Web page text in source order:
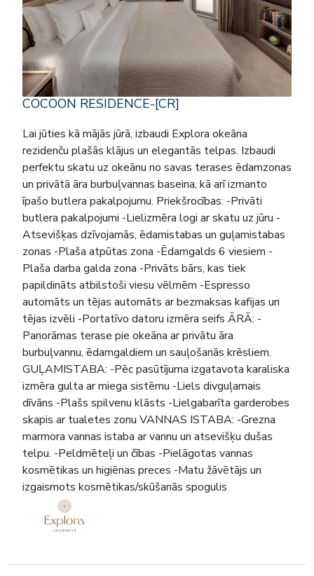
COCOON RESIDENCE-[CR]
Lai jūties kā mājās jūrā, izbaudi Explora okeāna
rezidenču plašās klājus un elegantās telpas. Izbaudi
perfektu skatu uz okeānu no savas terases ēdamzonas
un privātā āra burbuļvannas baseina, kā arī izmanto
īpašo butlera pakalpojumu. Priekšrocības: -Privāti
butlera pakalpojumi -Lielizmēra logi ar skatu uz jūru -
Atsevišķas dzīvojamās, ēdamistabas un guļamistabas
zonas -Plaša atpūtas zona -Ēdamgalds 6 viesiem -
Plaša darba galda zona -Privāts bārs, kas tiek
papildināts atbilstoši viesu vēlmēm -Espresso
automāts un tējas automāts ar bezmaksas kafijas un
tējas izvēli -Portatīvo datoru izmēra seifs ĀRĀ: -
Panorāmas terase pie okeāna ar privātu āra
burbuļvannu, ēdamgaldiem un sauļošanās krēsliem.
GUĻAMISTABA: -Pēc pasūtījuma izgatavota karaliska
izmēra gulta ar miega sistēmu -Liels divguļamais
dīvāns -Plašs spilvenu klāsts -Lielgabarīta garderobes
skapis ar tualetes zonu VANNAS ISTABA: -Grezna
marmora vannas istaba ar vannu un atsevišķu dušas
telpu. -Peldmēteļi un čības -Pielāgotas vannas
kosmētikas un higiēnas preces -Matu žāvētājs un
izgaismots kosmētikas/skūšanās spogulis